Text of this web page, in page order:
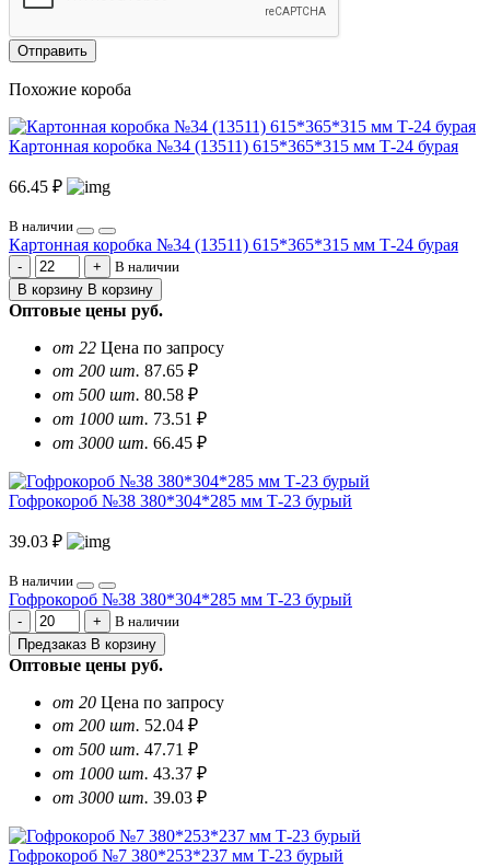
Отправить
Похожие короба
Картонная коробка №34 (13511) 615*365*315 мм Т-24 бурая
66.45 ₽
В наличии
Картонная коробка №34 (13511) 615*365*315 мм Т-24 бурая
В наличии
В корзину В корзину
Оптовые цены руб.
от 22 Цена по запросу
от 200 шт. 87.65 ₽
от 500 шт. 80.58 ₽
от 1000 шт. 73.51 ₽
от 3000 шт. 66.45 ₽
Гофрокороб №38 380*304*285 мм Т-23 бурый
39.03 ₽
В наличии
Гофрокороб №38 380*304*285 мм Т-23 бурый
В наличии
Предзаказ В корзину
Оптовые цены руб.
от 20 Цена по запросу
от 200 шт. 52.04 ₽
от 500 шт. 47.71 ₽
от 1000 шт. 43.37 ₽
от 3000 шт. 39.03 ₽
Гофрокороб №7 380*253*237 мм Т-23 бурый